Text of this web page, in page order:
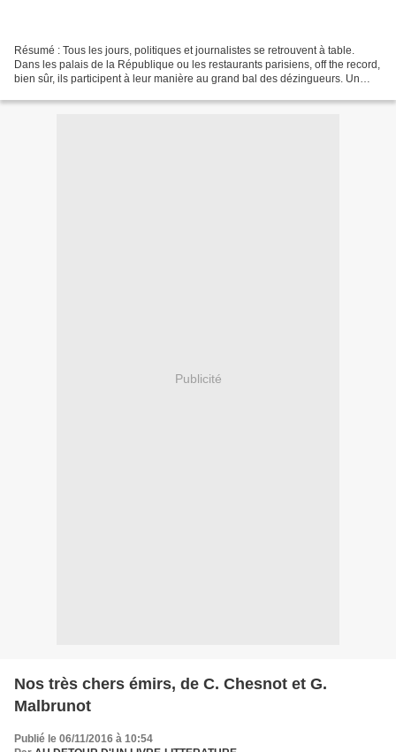
Résumé : Tous les jours, politiques et journalistes se retrouvent à table.
Dans les palais de la République ou les restaurants parisiens, off the record,
bien sûr, ils participent à leur manière au grand bal des dézingueurs. Un
Publicité
Nos très chers émirs, de C. Chesnot et G.
Malbrunot
Publié le 06/11/2016 à 10:54